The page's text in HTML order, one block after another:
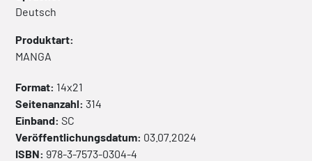
Deutsch
Produktart:
MANGA
Format: 14x21
Seitenanzahl: 314
Einband: SC
Veröffentlichungsdatum: 03.07.2024
ISBN: 978-3-7573-0304-4